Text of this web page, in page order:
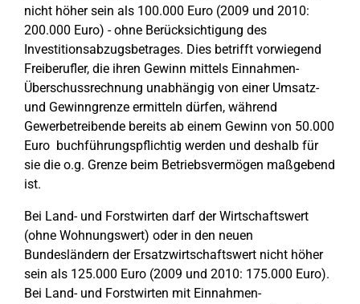
nicht höher sein als 100.000 Euro (2009 und 2010:
200.000 Euro) - ohne Berücksichtigung des
Investitionsabzugsbetrages. Dies betrifft vorwiegend
Freiberufler, die ihren Gewinn mittels Einnahmen-
Überschussrechnung unabhängig von einer Umsatz-
und Gewinngrenze ermitteln dürfen, während
Gewerbetreibende bereits ab einem Gewinn von 50.000
Euro buchführungspflichtig werden und deshalb für
sie die o.g. Grenze beim Betriebsvermögen maßgebend
ist.
Bei Land- und Forstwirten darf der Wirtschaftswert
(ohne Wohnungswert) oder in den neuen
Bundesländern der Ersatzwirtschaftswert nicht höher
sein als 125.000 Euro (2009 und 2010: 175.000 Euro).
Bei Land- und Forstwirten mit Einnahmen-